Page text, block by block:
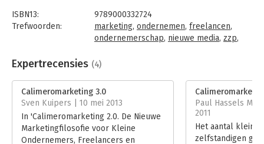
grotere concurrenten.
ISBN13:
9789000332724
Trefwoorden:
marketing, ondernemen, freelancen,
ondernemerschap, nieuwe media, zzp,
Taal:
Nederlands
Aantal pagina's:
Uitgever:
Unieboek | Het Spectrum
Druk:
1
Verschijningsdatum:
15-11-2013
Expertrecensies (4)
Calimeromarketing 3.0
Sven Kuipers | 10 mei 2013
In 'Calimeromarketing 2.0. De Nieuwe
Marketingfilosofie voor Kleine
Ondernemers, Freelancers en
Paul Hassels
2011
Het aantal kleine
zelfstandigen